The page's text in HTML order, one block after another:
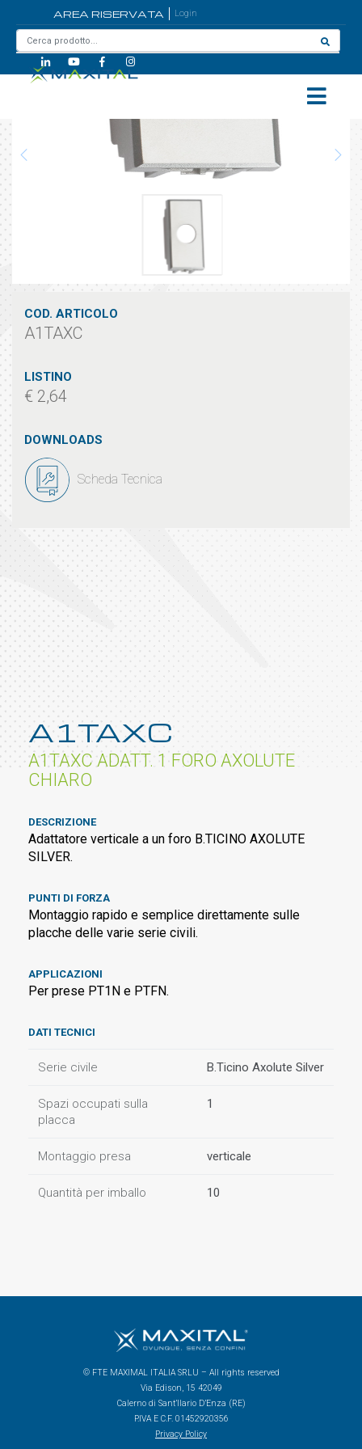
AREA RISERVATA Login
COD. ARTICOLO
A1TAXC
LISTINO
€ 2,64
DOWNLOADS
Scheda Tecnica
A1TAXC
A1TAXC ADATT. 1 FORO AXOLUTE
CHIARO
DESCRIZIONE
Adattatore verticale a un foro B.TICINO AXOLUTE
SILVER.
PUNTI DI FORZA
Montaggio rapido e semplice direttamente sulle
placche delle varie serie civili.
APPLICAZIONI
Per prese PT1N e PTFN.
DATI TECNICI
Serie civile B.Ticino Axolute Silver
Spazi occupati sulla
placca
1
Montaggio presa verticale
Quantità per imballo 10
© FTE MAXIMAL ITALIA SRLU – All rights reserved
Via Edison, 15 42049
Calerno di Sant’Ilario D’Enza (RE)
P.IVA E C.F. 01452920356
Privacy Policy